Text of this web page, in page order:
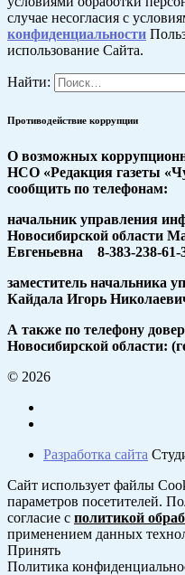
случае несогласия с
конфиденциальности
использование Сайта.
Найти:
Противодействие коррупции
О возможных
НСО «Редакция газеты
сообщить по телефонам:
начальник управления
Новосибирской области
Евгеньевна 8-383-238-61-
заместитель начальника
Кайдала Игорь
А также по телефону
Новосибирской области:
© 2026
Разработка сайта
Сайт использует файлы
параметров посетителей.
согласие с политикой
применением данных
Принять
Политика